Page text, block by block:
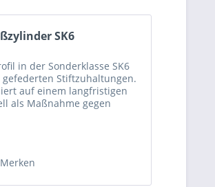
SK6
in der Sonderklasse SK6
Stiftzuhaltungen.
auf einem langfristigen
als Maßnahme gegen
Merken